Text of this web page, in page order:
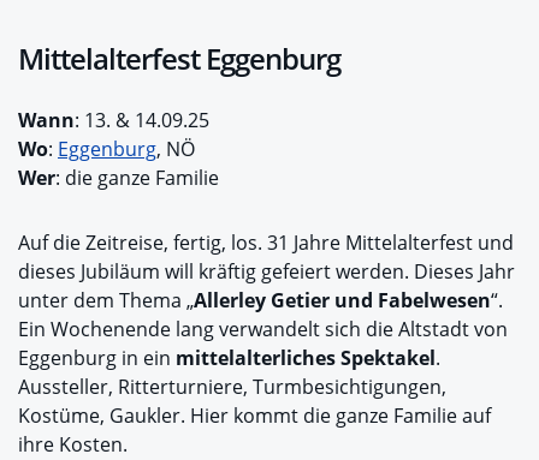
Mittelalterfest Eggenburg
Wann: 13. & 14.09.25
Wo: Eggenburg, NÖ
Wer: die ganze Familie
Auf die Zeitreise, fertig, los. 31 Jahre Mittelalterfest und
dieses Jubiläum will kräftig gefeiert werden. Dieses Jahr
unter dem Thema „Allerley Getier und Fabelwesen“.
Ein Wochenende lang verwandelt sich die Altstadt von
Eggenburg in ein mittelalterliches Spektakel.
Aussteller, Ritterturniere, Turmbesichtigungen,
Kostüme, Gaukler. Hier kommt die ganze Familie auf
ihre Kosten.